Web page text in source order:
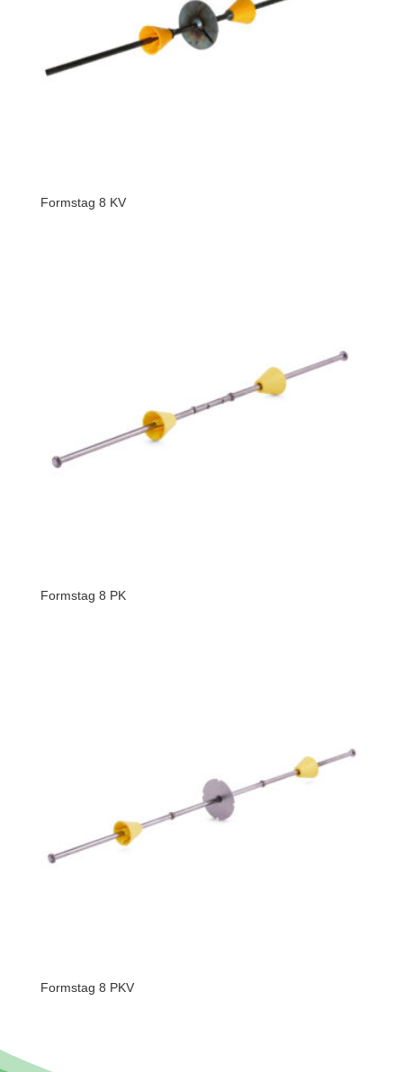
Formstag 8 KV
Formstag 8 PK
Formstag 8 PKV